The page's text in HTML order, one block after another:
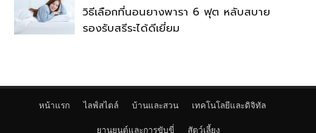
วิธีเลือกที่นอนยางพารา 6 ฟุต หลับสบาย
รองรับสรีระได้ดีเยี่ยม
หน้าแรก ไลฟ์สไตล์ บ้านและสวน เทคโนโลยีและดิจิทัล
ยานยนต์และการขับขี่ สัตว์เลี้ยง